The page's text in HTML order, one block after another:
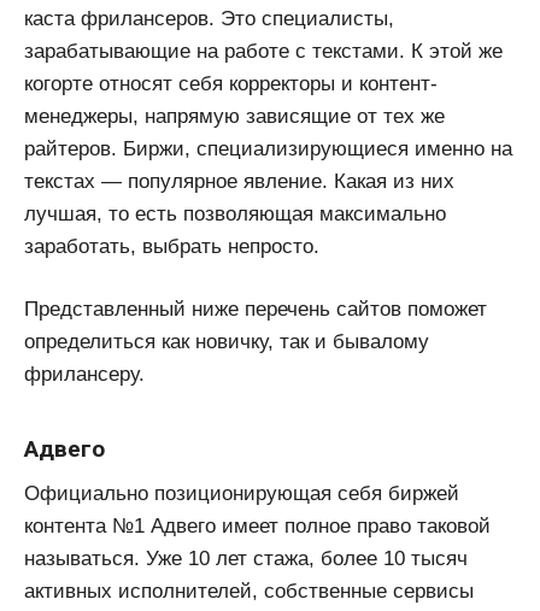
каста фрилансеров. Это специалисты,
зарабатывающие на работе с текстами. К этой же
когорте относят себя корректоры и контент-
менеджеры, напрямую зависящие от тех же
райтеров. Биржи, специализирующиеся именно на
текстах — популярное явление. Какая из них
лучшая, то есть позволяющая максимально
заработать, выбрать непросто.
Представленный ниже перечень сайтов поможет
определиться как новичку, так и бывалому
фрилансеру.
Адвего
Официально позиционирующая себя биржей
контента №1 Адвего имеет полное право таковой
называться. Уже 10 лет стажа, более 10 тысяч
активных исполнителей, собственные сервисы